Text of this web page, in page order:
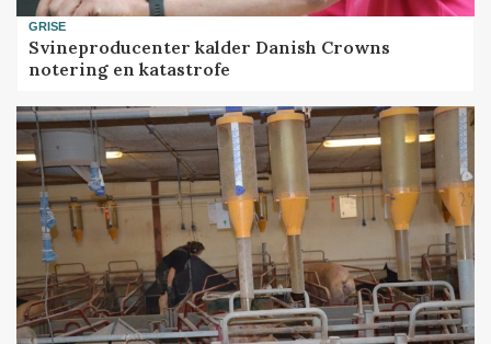
GRISE
Svineproducenter kalder Danish Crowns
notering en katastrofe